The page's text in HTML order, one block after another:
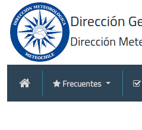
Frecuentes